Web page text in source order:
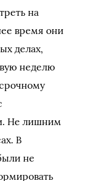
на
время они
делах,
неделю
Не лишним
В
не